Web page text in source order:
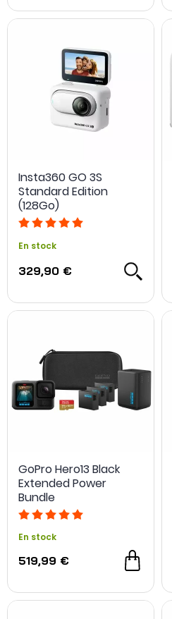
Insta360 GO 3S
Standard Edition
(128Go)
En stock
329,90 €
GoPro Hero13 Black
Extended Power
Bundle
En stock
519,99 €